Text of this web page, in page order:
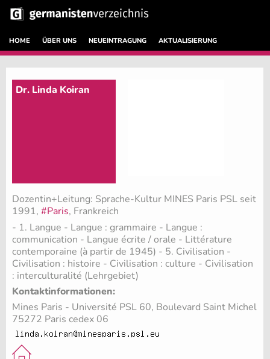
HOME ÜBER UNS NEUEINTRAGUNG AKTUALISIERUNG
Dr. Linda Koiran
Dozentin+Leitung: Sprache-Kultur MINES Paris PSL seit
1991, #Paris, Frankreich
- 1. Langue - Langue : grammaire - Langue :
communication - Langue écrite / orale - Littérature
contemporaine (à partir de 1945) - 5. Civilisation -
Civilisation : histoire - Civilisation : culture - Civilisation
: interculturalité (Lehrgebiet)
Kontaktinformationen:
Mines Paris - Université PSL 60, Boulevard Saint Michel
75272 Paris cedex 06